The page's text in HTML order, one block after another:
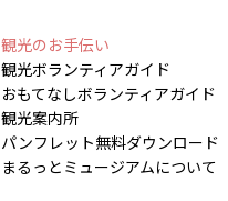
観光のお手伝い
観光ボランティアガイド
おもてなしボランティアガイド
観光案内所
パンフレット無料ダウンロード
まるっとミュージアムについて